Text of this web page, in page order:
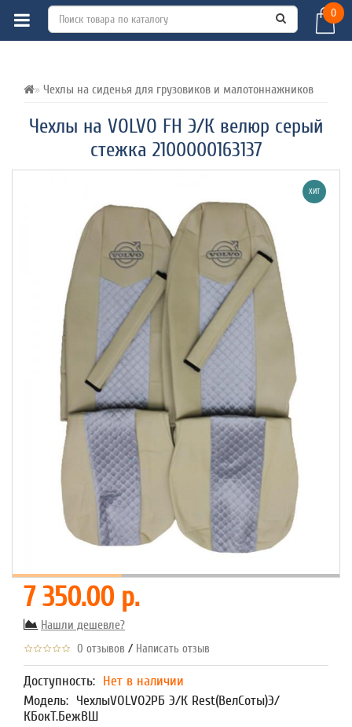
0
Чехлы на сиденья для грузовиков и малотоннажников
Чехлы на VOLVO FH Э/К велюр серый
стежка 2100000163137
ВСЕ О ТОВАРЕ ХАРАКТЕРИСТИКИ
ХИТ
7 350.00 р.
Нашли дешевле?
0 отзывов / Написать отзыв
Доступность: Нет в наличии
Модель: ЧехлыVOLVO2РБ Э/К Rest(ВелСоты)Э/
КБокТ.БежВШ